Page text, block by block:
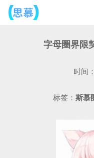
字母圈界限
时间
标签： 斯慕